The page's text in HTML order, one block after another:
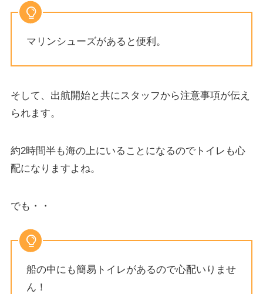
マリンシューズがあると便利。
そして、出航開始と共にスタッフから注意事項が伝え
られます。
約2時間半も海の上にいることになるのでトイレも心
配になりますよね。
でも・・
船の中にも簡易トイレがあるので心配いりませ
ん！